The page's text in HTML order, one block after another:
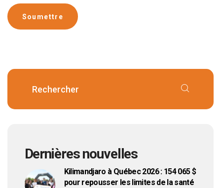
Dernières nouvelles
Kilimandjaro à Québec 2026 : 154 065 $
pour repousser les limites de la santé